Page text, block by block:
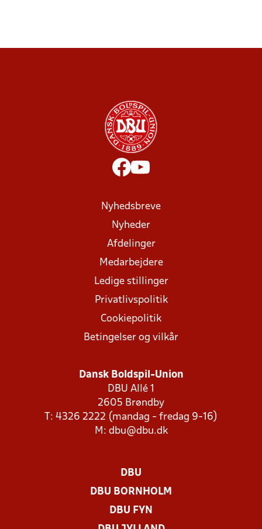
Nyhedsbreve
Nyheder
Afdelinger
Medarbejdere
Ledige stillinger
Privatlivspolitik
Cookiepolitik
Betingelser og vilkår
Dansk Boldspil-Union
DBU Allé 1
2605 Brøndby
T: 4326 2222 (mandag - fredag 9-16)
M: dbu@dbu.dk
DBU
DBU BORNHOLM
DBU FYN